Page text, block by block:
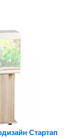
Стартап